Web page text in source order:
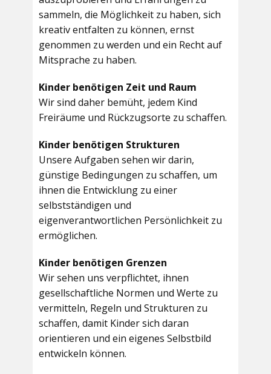
sammeln, die Möglichkeit zu haben, sich
kreativ entfalten zu können, ernst
genommen zu werden und ein Recht auf
Mitsprache zu haben.
Kinder benötigen Zeit und Raum
Wir sind daher bemüht, jedem Kind
Freiräume und Rückzugsorte zu schaffen.
Kinder benötigen Strukturen
Unsere Aufgaben sehen wir darin,
günstige Bedingungen zu schaffen, um
ihnen die Entwicklung zu einer
selbstständigen und
eigenverantwortlichen Persönlichkeit zu
ermöglichen.
Kinder benötigen Grenzen
Wir sehen uns verpflichtet, ihnen
gesellschaftliche Normen und Werte zu
vermitteln, Regeln und Strukturen zu
schaffen, damit Kinder sich daran
orientieren und ein eigenes Selbstbild
entwickeln können.